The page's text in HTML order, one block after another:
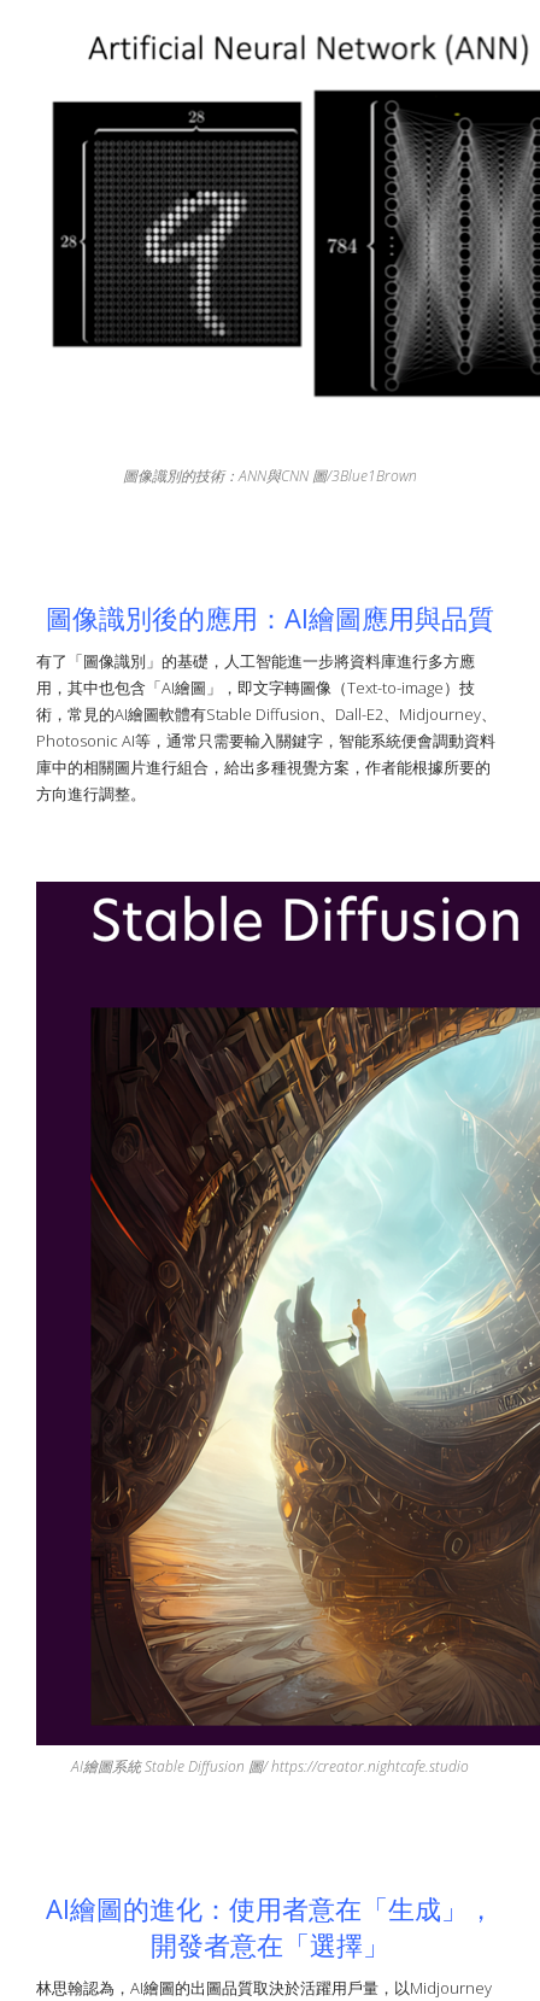
圖像識別的技術：ANN與CNN 圖/3Blue1Brown
圖像識別後的應用：AI繪圖應用與品質
有了「圖像識別」的基礎，人工智能進一步將資料庫進行多方應
用，其中也包含「AI繪圖」，即文字轉圖像（Text-to-image）技
術，常見的AI繪圖軟體有Stable Diffusion、Dall-E2、Midjourney、
Photosonic AI等，通常只需要輸入關鍵字，智能系統便會調動資料
庫中的相關圖片進行組合，給出多種視覺方案，作者能根據所要的
方向進行調整。
AI繪圖系統 Stable Diffusion 圖/ https://creator.nightcafe.studio
AI繪圖的進化：使用者意在「生成」，
開發者意在「選擇」
林思翰認為，AI繪圖的出圖品質取決於活躍用戶量，以Midjourney